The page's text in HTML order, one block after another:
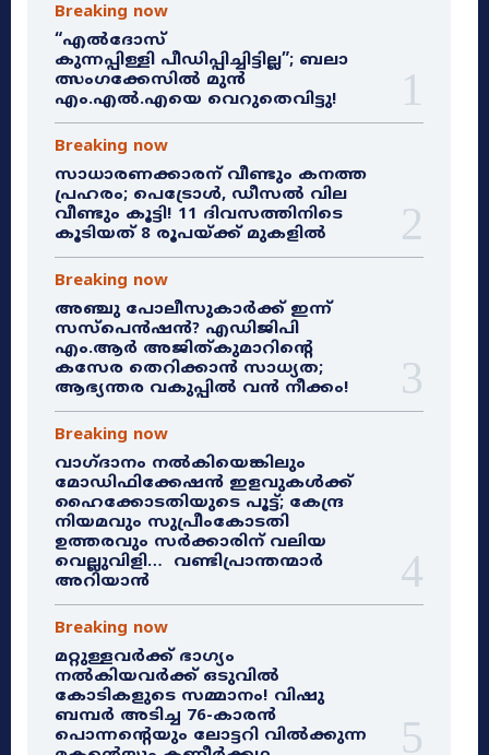
Breaking now
“എൽദോസ്
കുന്നപ്പിള്ളി പീഡിപ്പിച്ചിട്ടില്ല”; ബലാ
ത്സംഗക്കേസിൽ മുൻ
എം.എൽ.എയെ വെറുതെവിട്ടു!
Breaking now
സാധാരണക്കാരന് വീണ്ടും കനത്ത
പ്രഹരം; പെട്രോൾ, ഡീസൽ വില
വീണ്ടും കൂട്ടി! 11 ദിവസത്തിനിടെ
കൂടിയത് 8 രൂപയ്ക്ക് മുകളിൽ
Breaking now
അഞ്ചു പോലീസുകാർക്ക് ഇന്ന്
സസ്‌പെൻഷൻ? എഡിജിപി
എം.ആർ അജിത്കുമാറിൻ്റെ
കസേര തെറിക്കാൻ സാധ്യത;
ആഭ്യന്തര വകുപ്പിൽ വൻ നീക്കം!
Breaking now
വാഗ്ദാനം നൽകിയെങ്കിലും
മോഡിഫിക്കേഷൻ ഇളവുകൾക്ക്
ഹൈക്കോടതിയുടെ പൂട്ട്; കേന്ദ്ര
നിയമവും സുപ്രീംകോടതി
ഉത്തരവും സർക്കാരിന് വലിയ
വെല്ലുവിളി… വണ്ടിപ്രാന്തന്മാർ
അറിയാൻ
Breaking now
മറ്റുള്ളവർക്ക് ഭാഗ്യം
നൽകിയവർക്ക് ഒടുവിൽ
കോടികളുടെ സമ്മാനം! വിഷു
ബമ്പർ അടിച്ച 76-കാരൻ
പൊന്നന്റെയും ലോട്ടറി വിൽക്കുന്ന